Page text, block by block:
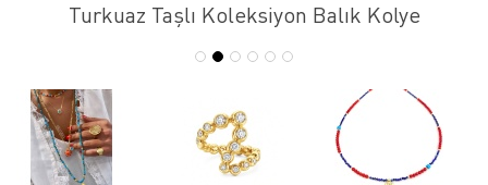
Turkuaz Taşlı Koleksiyon Balık Kolye